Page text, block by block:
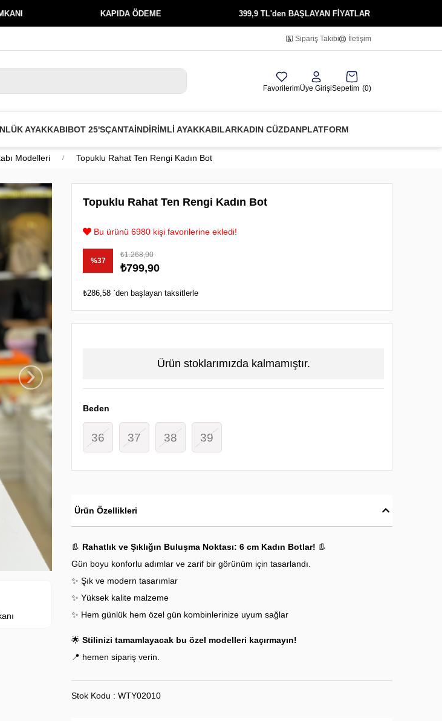
KAPIDA ÖDEME 399,9 TL'den BAŞLAYAN FİYATLAR
Sipariş Takibi İletişim
FavorilerimÜye GirişiSepetim 0
AYAKKABIBOT 25'SÇANTAİNDİRİMLİ AYAKKABILARKADIN CÜZDANPLATFORM
Modelleri Topuklu Rahat Ten Rengi Kadın Bot
›
Topuklu Rahat Ten Rengi Kadın Bot
Bu ürünü 6980 kişi favorilerine ekledi!
%37
İndirim
₺1.268,90
₺799,90
₺286,58 `den başlayan taksitlerle
Ürün stoklarımızda kalmamıştır.
Beden
36 37 38 39
Ürün Özellikleri
👢 Rahatlık ve Şıklığın Buluşma Noktası: 6 cm Kadın Botlar! 👢
Gün boyu konforlu adımlar ve zarif bir görünüm için tasarlandı.
✨ Şık ve modern tasarımlar
✨ Yüksek kalite malzeme
✨ Hem günlük hem özel gün kombinlerinize uyum sağlar
🌟 Stilinizi tamamlayacak bu özel modelleri kaçırmayın!
📍 hemen sipariş verin.
Stok Kodu : WTY02010